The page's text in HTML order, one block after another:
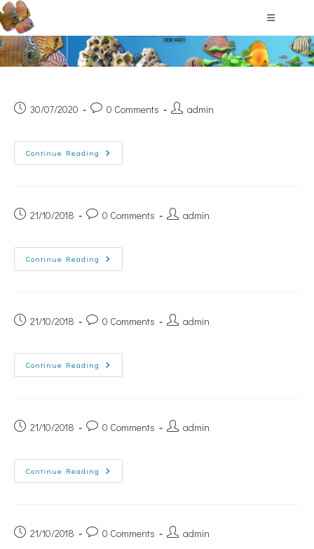
Εξοπλισμός και Manuals
30/07/2020 0 Comments admin
Continue Reading
21/10/2018 0 Comments admin
Continue Reading
21/10/2018 0 Comments admin
Continue Reading
21/10/2018 0 Comments admin
Continue Reading
21/10/2018 0 Comments admin